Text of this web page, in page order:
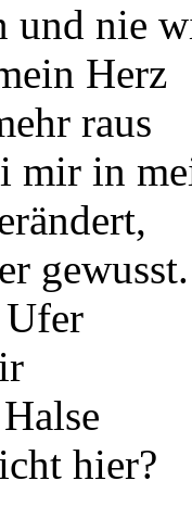
und nie
Herz
raus
mir in
gewusst.
Ufer
hier?